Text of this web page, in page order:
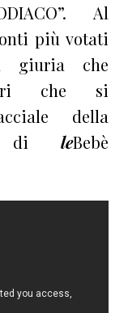
Al
più votati
giuria che
che si
della
di leBebè